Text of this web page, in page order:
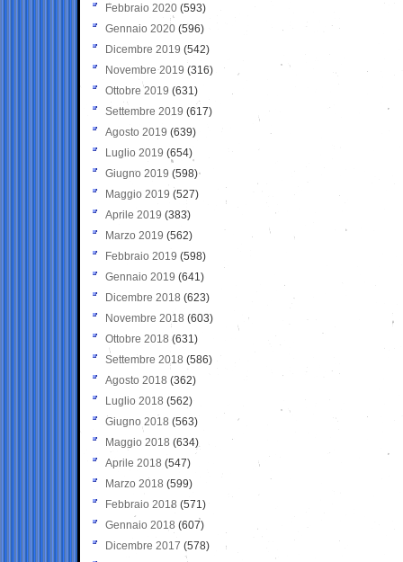
Febbraio 2020 (593)
Gennaio 2020 (596)
Dicembre 2019 (542)
Novembre 2019 (316)
Ottobre 2019 (631)
Settembre 2019 (617)
Agosto 2019 (639)
Luglio 2019 (654)
Giugno 2019 (598)
Maggio 2019 (527)
Aprile 2019 (383)
Marzo 2019 (562)
Febbraio 2019 (598)
Gennaio 2019 (641)
Dicembre 2018 (623)
Novembre 2018 (603)
Ottobre 2018 (631)
Settembre 2018 (586)
Agosto 2018 (362)
Luglio 2018 (562)
Giugno 2018 (563)
Maggio 2018 (634)
Aprile 2018 (547)
Marzo 2018 (599)
Febbraio 2018 (571)
Gennaio 2018 (607)
Dicembre 2017 (578)